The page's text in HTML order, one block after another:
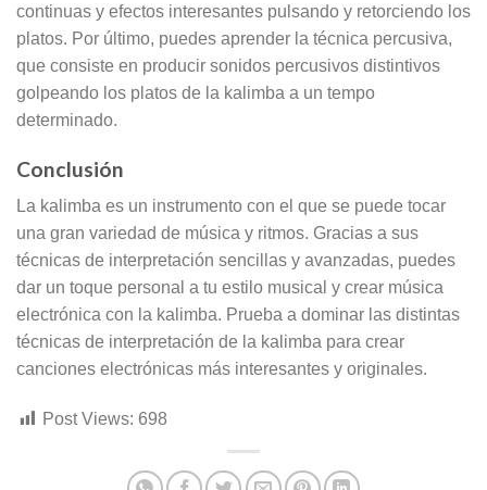
continuas y efectos interesantes pulsando y retorciendo los
platos. Por último, puedes aprender la técnica percusiva,
que consiste en producir sonidos percusivos distintivos
golpeando los platos de la kalimba a un tempo
determinado.
Conclusión
La kalimba es un instrumento con el que se puede tocar
una gran variedad de música y ritmos. Gracias a sus
técnicas de interpretación sencillas y avanzadas, puedes
dar un toque personal a tu estilo musical y crear música
electrónica con la kalimba. Prueba a dominar las distintas
técnicas de interpretación de la kalimba para crear
canciones electrónicas más interesantes y originales.
Post Views: 698